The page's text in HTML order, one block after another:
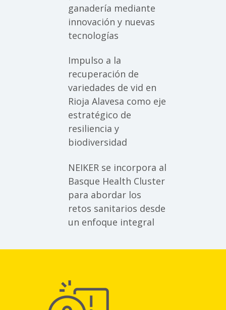
ganadería mediante
innovación y nuevas
tecnologías
Impulso a la
recuperación de
variedades de vid en
Rioja Alavesa como eje
estratégico de
resiliencia y
biodiversidad
NEIKER se incorpora al
Basque Health Cluster
para abordar los
retos sanitarios desde
un enfoque integral